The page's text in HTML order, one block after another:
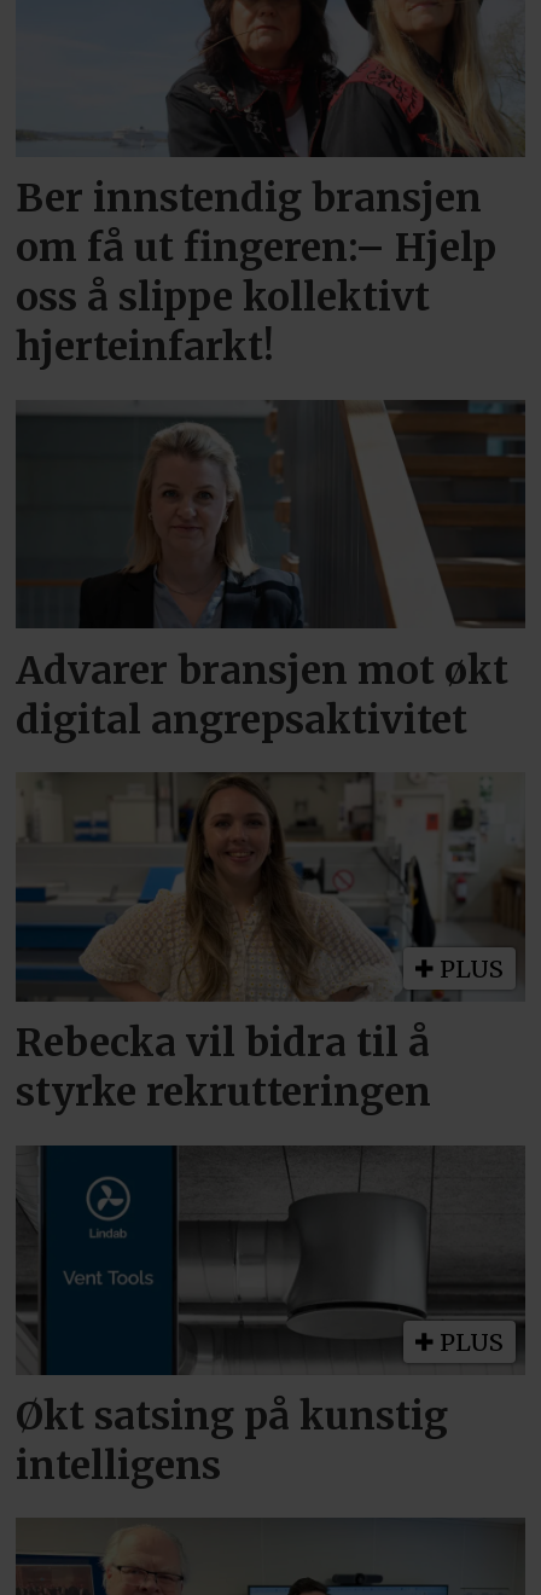
Ber innstendig bransjen
om få ut fingeren:– Hjelp
oss å slippe kollektivt
hjerteinfarkt!
Advarer bransjen mot økt
digital angrepsaktivitet
PLUS
Rebecka vil bidra til å
styrke rekrutteringen
PLUS
Økt satsing på kunstig
intelligens